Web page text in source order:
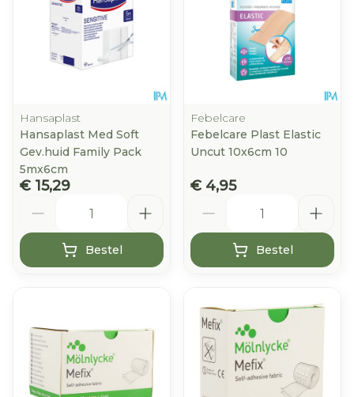
Hansaplast
Hansaplast Med Soft
Gev.huid Family Pack
5mx6cm
€ 15,29
Bestel
Febelcare
Febelcare Plast Elastic
Uncut 10x6cm 10
€ 4,95
Bestel